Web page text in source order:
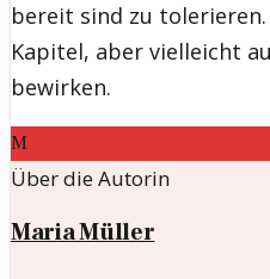
bereit sind zu
Kapitel, aber vielleicht
bewirken.
M
Über die Autorin
Maria Müller